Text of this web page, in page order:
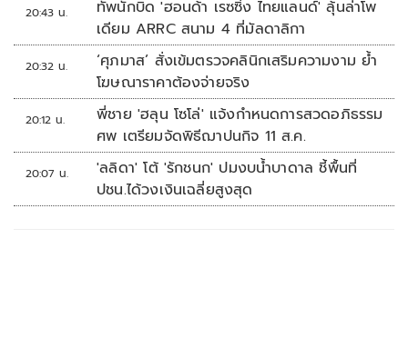
20:43 น.
ทัพนักบิด 'ฮอนด้า เรซซิ่ง ไทยแลนด์' ลุ้นล่าโพ
เดียม ARRC สนาม 4 ที่มัลดาลิกา
20:32 น.
‘ศุภมาส’ สั่งเข้มตรวจคลินิกเสริมความงาม ย้ำ
โฆษณาราคาต้องจ่ายจริง
20:12 น.
พี่ชาย 'ฮลุน โซโล่' แจ้งกำหนดการสวดอภิธรรม
ศพ เตรียมจัดพิธีฌาปนกิจ 11 ส.ค.
20:07 น.
'ลลิดา' โต้ 'รักชนก' ปมงบน้ำบาดาล ชี้พื้นที่
ปชน.ได้วงเงินเฉลี่ยสูงสุด